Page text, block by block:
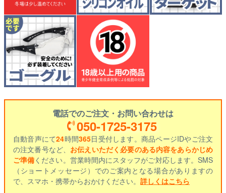
電話でのご注文・お問い合わせは
050-1725-3175
自動音声にて24時間365日受付します。商品ページIDやご注文
の注文番号など、 お伝えいただく必要のある内容をあらかじめ
ご準備ください。営業時間内にスタッフがご対応します。SMS
（ショートメッセージ）でのご案内となる場合がありますの
で、スマホ・携帯からおかけください。 詳しくはこちら